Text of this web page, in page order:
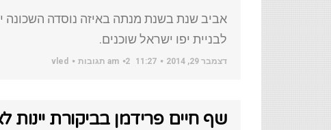
אביב שנת בשנת מנתה באיזה נוסדה
לבניית יפו ישראל שוכנים.
דצמבר 29, 2014 11:27 am 2 תגובות vled
שף חיים פרידמן בביקורת יינות